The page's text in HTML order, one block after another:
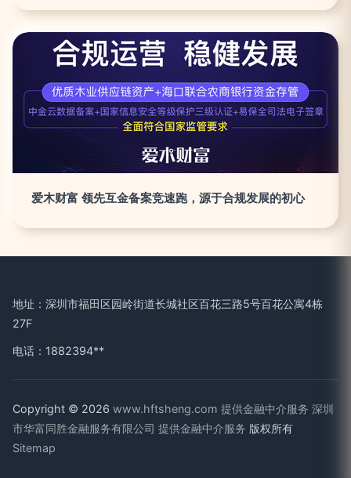
爱木财富 领先互金备案竞速跑，源于合规发展的初心
地址：深圳市福田区园岭街道长城社区百花三路5号百花公寓4栋
27F
电话：1882394**
Copyright © 2026 www.hftsheng.com 提供金融中介服务 深圳
市华富同胜金融服务有限公司 提供金融中介服务 版权所有
Sitemap